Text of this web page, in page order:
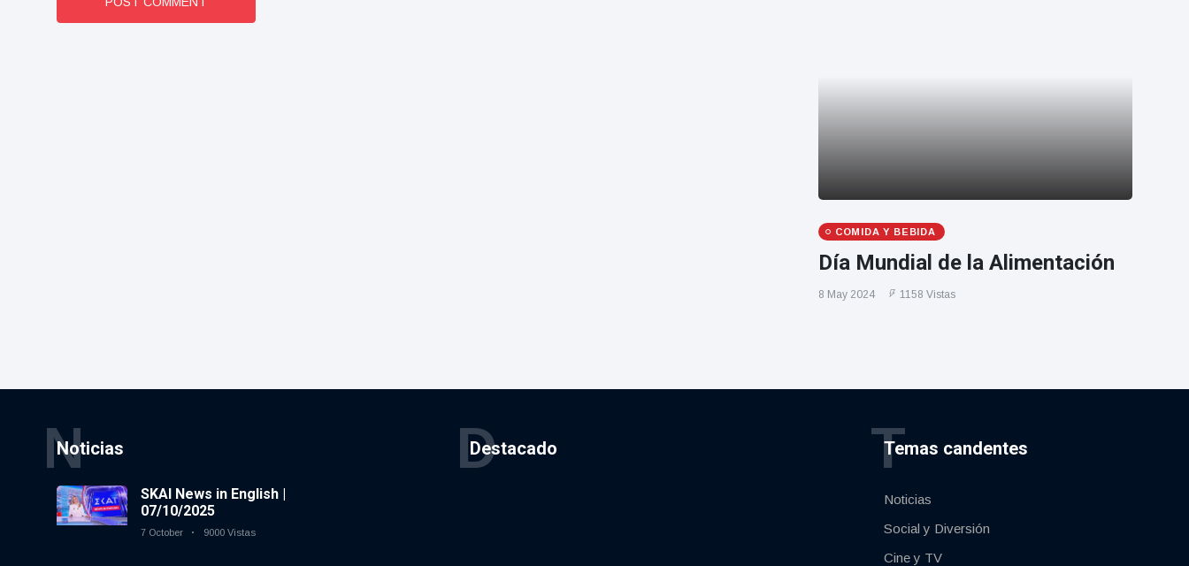
COMIDA Y BEBIDA
Día Mundial de la Alimentación
8 May 2024 1158 Vistas
Noticias
N
SKAI News in English |
07/10/2025
7 October 9000 Vistas
Destacado
D Temas candentes
T
Noticias
Social y Diversión
Cine y TV